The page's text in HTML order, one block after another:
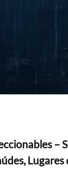
–
Lugares